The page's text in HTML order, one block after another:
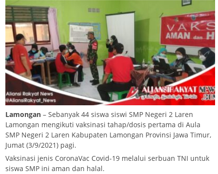
Lamongan – Sebanyak 44 siswa siswi SMP Negeri 2 Laren
Lamongan mengikuti vaksinasi tahap/dosis pertama di Aula
SMP Negeri 2 Laren Kabupaten Lamongan Provinsi Jawa Timur,
Jumat (3/9/2021) pagi.
Vaksinasi jenis CoronaVac Covid-19 melalui serbuan TNI untuk
siswa SMP ini aman dan halal.